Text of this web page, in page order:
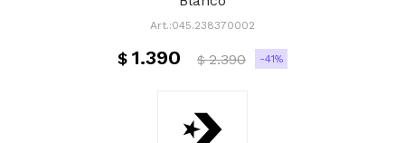
045.238370002
$ 1.390 $ 2.390 41